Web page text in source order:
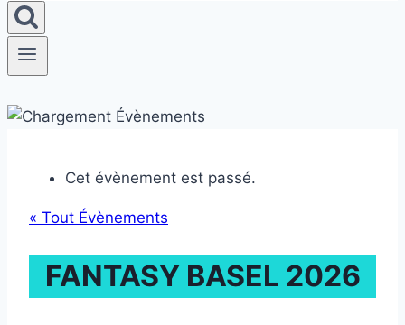
Cet évènement est passé.
« Tout Évènements
FANTASY BASEL 2026